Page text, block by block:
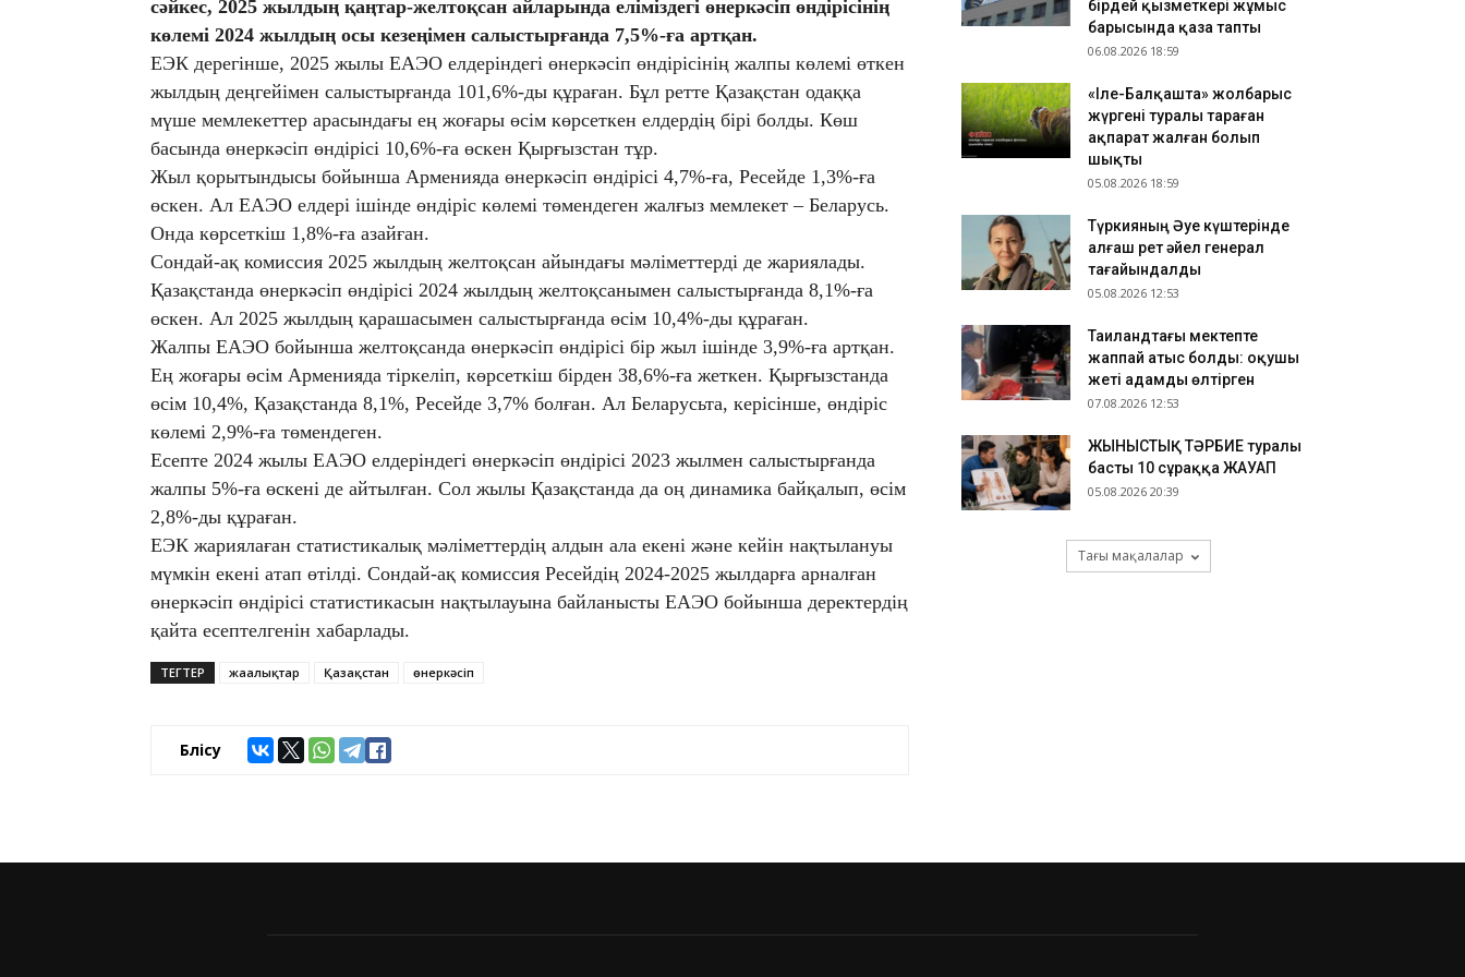
сәйкес, 2025 жылдың қаңтар-желтоқсан айларында еліміздегі өнеркәсіп өндірісінің
көлемі 2024 жылдың осы кезеңімен салыстырғанда 7,5%-ға артқан.
ЕЭК дерегінше, 2025 жылы ЕАЭО елдеріндегі өнеркәсіп өндірісінің жалпы көлемі өткен
жылдың деңгейімен салыстырғанда 101,6%-ды құраған. Бұл ретте Қазақстан одаққа
мүше мемлекеттер арасындағы ең жоғары өсім көрсеткен елдердің бірі болды. Көш
басында өнеркәсіп өндірісі 10,6%-ға өскен Қырғызстан тұр.
Жыл қорытындысы бойынша Арменияда өнеркәсіп өндірісі 4,7%-ға, Ресейде 1,3%-ға
өскен. Ал ЕАЭО елдері ішінде өндіріс көлемі төмендеген жалғыз мемлекет – Беларусь.
Онда көрсеткіш 1,8%-ға азайған.
Сондай-ақ комиссия 2025 жылдың желтоқсан айындағы мәліметтерді де жариялады.
Қазақстанда өнеркәсіп өндірісі 2024 жылдың желтоқсанымен салыстырғанда 8,1%-ға
өскен. Ал 2025 жылдың қарашасымен салыстырғанда өсім 10,4%-ды құраған.
Жалпы ЕАЭО бойынша желтоқсанда өнеркәсіп өндірісі бір жыл ішінде 3,9%-ға артқан.
Ең жоғары өсім Арменияда тіркеліп, көрсеткіш бірден 38,6%-ға жеткен. Қырғызстанда
өсім 10,4%, Қазақстанда 8,1%, Ресейде 3,7% болған. Ал Беларусьта, керісінше, өндіріс
көлемі 2,9%-ға төмендеген.
Есепте 2024 жылы ЕАЭО елдеріндегі өнеркәсіп өндірісі 2023 жылмен салыстырғанда
жалпы 5%-ға өскені де айтылған. Сол жылы Қазақстанда да оң динамика байқалып, өсім
2,8%-ды құраған.
ЕЭК жариялаған статистикалық мәліметтердің алдын ала екені және кейін нақтылануы
мүмкін екені атап өтілді. Сондай-ақ комиссия Ресейдің 2024-2025 жылдарға арналған
өнеркәсіп өндірісі статистикасын нақтылауына байланысты ЕАЭО бойынша деректердің
қайта есептелгенін хабарлады.
ТЕГТЕР жаңалықтар Қазақстан өнеркәсіп
Бөлісу
Қазақстандық ескек есушілер Азия
чемпионатында 4 медаль жеңіп алды
Астанадан Омбыға әуе рейстері уақытша
тоқтатылды
07.08.2026 17:41
​Танымал курорттағы қорық қызметкерін
бірдей қызметкері жұмыс
барысында қаза тапты
06.08.2026 18:59
«Іле-Балқашта» жолбарыс
жүргені туралы тараған
ақпарат жалған болып
шықты
05.08.2026 18:59
Түркияның Әуе күштерінде
алғаш рет әйел генерал
тағайындалды
05.08.2026 12:53
Таиландтағы мектепте
жаппай атыс болды: оқушы
жеті адамды өлтірген
07.08.2026 12:53
ЖЫНЫСТЫҚ ТӘРБИЕ туралы
басты 10 сұраққа ЖАУАП
05.08.2026 20:39
Тағы мақалалар